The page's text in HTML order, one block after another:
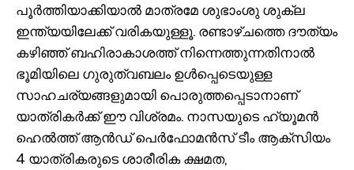
പൂര്‍ത്തിയാക്കിയാല്‍ മാത്രമേ ശുഭാംശു ശുക്ല
ഇന്ത്യയിലേക്ക് വരികയുള്ളൂ. രണ്ടാഴ്‌ചത്തെ ദൗത്യം
കഴിഞ്ഞ് ബഹിരാകാശത്ത് നിന്നെത്തുന്നതിനാല്‍
ഭൂമിയിലെ ഗുരുത്വബലം ഉൾപ്പെടെയുള്ള
സാഹചര്യങ്ങളുമായി പൊരുത്തപ്പെടാനാണ്
യാത്രികര്‍ക്ക് ഈ വിശ്രമം. നാസയുടെ ഹ്യൂമൻ
ഹെൽത്ത് ആൻഡ് പെർഫോമൻസ് ടീം ആക്സിയം
4 യാത്രികരുടെ ശാരീരിക ക്ഷമത,